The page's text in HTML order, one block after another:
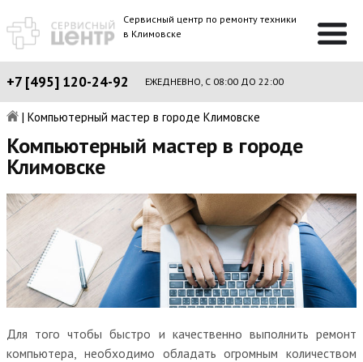
Сервисный центр по ремонту техники
в Климовске
+7 [495] 120-24-92 ЕЖЕДНЕВНО, С 08:00 ДО 22:00
| Компьютерный мастер в городе Климовске
Компьютерный мастер в городе
Климовске
Для того чтобы быстро и качественно выполнить ремонт
компьютера, необходимо обладать огромным количеством